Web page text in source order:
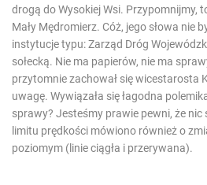
drogą do Wysokiej Wsi. Przypomnijmy,
Mały Mędromierz. Cóż, jego słowa nie
instytucje typu: Zarząd Dróg
sołecką. Nie ma papierów, nie ma
przytomnie zachował się wicestarosta
uwagę. Wywiązała się łagodna
sprawy? Jesteśmy prawie pewni, że nic
limitu prędkości mówiono również o
poziomym (linie ciągła i przerywana).